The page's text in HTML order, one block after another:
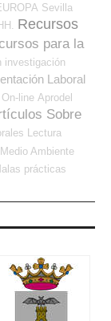
Sevilla
Recursos
para la
investigación
Laboral
line Aprodel
Sobre
Lectura
Medio Ambiente
prácticas